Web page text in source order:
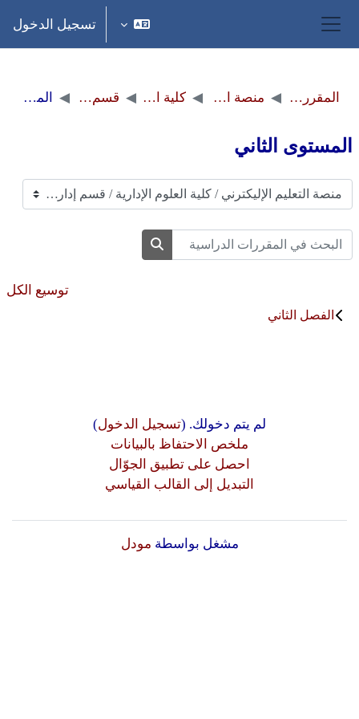
تسجيل الدخول
المقررات الدراسية منصة التعليم الإليكترني كلية العلوم الإدارية قسم إدارة الأعمال المستوى الثاني
المستوى الثاني
تصنيفات المقررات
البحث في المقررات الدراسية
البحث في المقررات الدراسية
توسيع الكل
الفصل الثاني
لم يتم دخولك. (تسجيل الدخول)
ملخص الاحتفاظ بالبيانات
احصل على تطبيق الجوّال
التبديل إلى القالب القياسي
مشغل بواسطة مودل